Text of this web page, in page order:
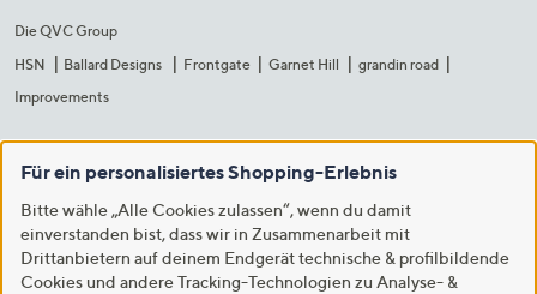
Die QVC Group
HSN
Ballard Designs Frontgate Garnet Hill
grandin road
Improvements
Für ein personalisiertes Shopping-Erlebnis
Bitte wähle „Alle Cookies zulassen“, wenn du damit
einverstanden bist, dass wir in Zusammenarbeit mit
Drittanbietern auf deinem Endgerät technische & profilbildende
Cookies und andere Tracking-Technologien zu Analyse- &